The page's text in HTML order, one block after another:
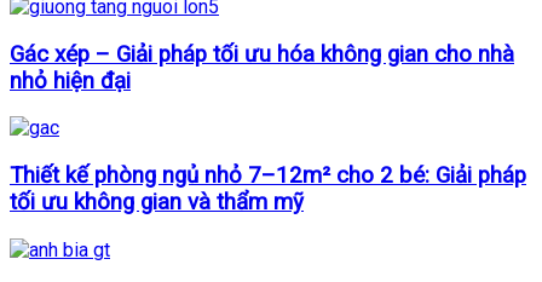
Gác xép – Giải pháp tối ưu hóa không gian cho nhà
nhỏ hiện đại
Thiết kế phòng ngủ nhỏ 7–12m² cho 2 bé: Giải pháp
tối ưu không gian và thẩm mỹ